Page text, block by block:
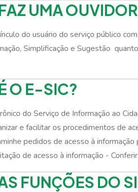
UMA
do usuário do serviço público
Simplificação e Sugestão 
O E-SIC?
do Serviço de Informação ao
e facilitar os procedimentos de
pedidos de acesso à
de acesso à informação -
FUNÇÕES DO